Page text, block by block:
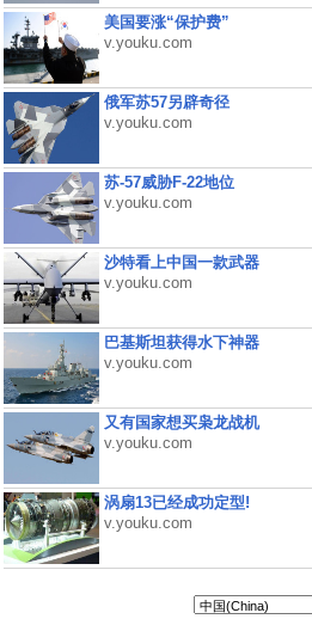
美国要涨“保护费”
v.youku.com
俄军苏57另辟奇径
v.youku.com
苏-57威胁F-22地位
v.youku.com
沙特看上中国一款武器
v.youku.com
巴基斯坦获得水下神器
v.youku.com
又有国家想买枭龙战机
v.youku.com
涡扇13已经成功定型!
v.youku.com